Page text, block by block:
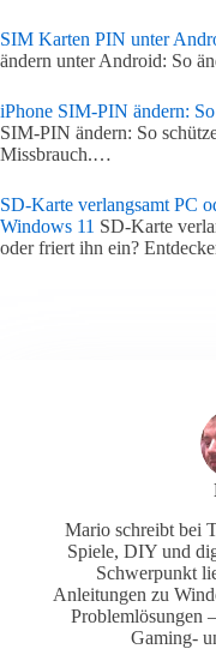
SIM Karten PIN unter
ändern unter Android: So
iPhone SIM-PIN ändern:
SIM-PIN ändern: So
Missbrauch.…
SD-Karte verlangsamt PC
Windows 11 SD-Karte
oder friert ihn ein?
Mario schreibt bei
Spiele, DIY und
Schwerpunkt
Anleitungen zu
Problemlösungen
Gaming-